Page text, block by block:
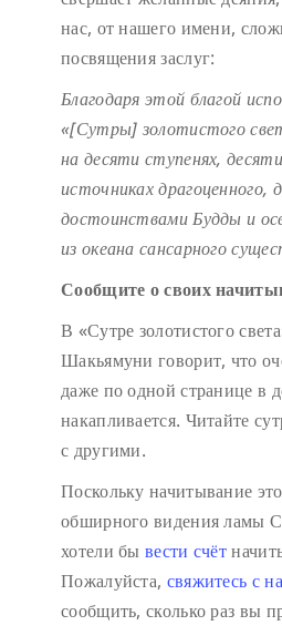
нас, от нашего имени,
посвящения заслуг:
Благодаря этой благой
«[Сутры] золотистого
на десяти ступенях,
источниках драгоценного,
достоинствами Будды и
из океана сансарного
Сообщите о своих
В «Сутре золотистого
Шакьямуни говорит, что
даже по одной странице в
накапливается. Читайте
с другими.
Поскольку начитывание
обширного видения ламы
хотели бы вести счёт
Пожалуйста, свяжитесь с
сообщить, сколько раз вы